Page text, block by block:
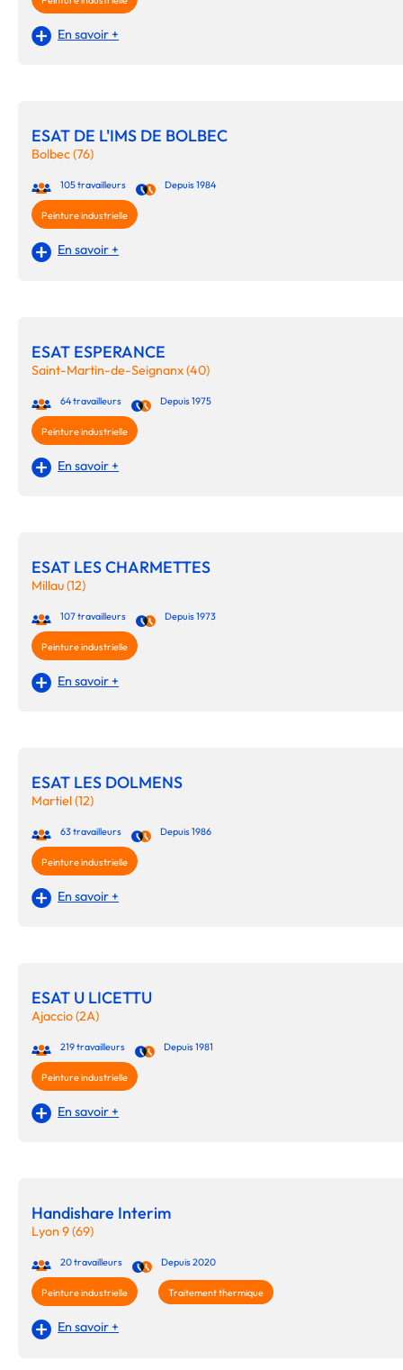
En savoir +
ESAT DE L'IMS DE BOLBEC
Bolbec (76)
105 travailleurs Depuis 1984
Peinture industrielle
En savoir +
ESAT ESPERANCE
Saint-Martin-de-Seignanx (40)
64 travailleurs Depuis 1975
Peinture industrielle
En savoir +
ESAT LES CHARMETTES
Millau (12)
107 travailleurs Depuis 1973
Peinture industrielle
En savoir +
ESAT LES DOLMENS
Martiel (12)
63 travailleurs Depuis 1986
Peinture industrielle
En savoir +
ESAT U LICETTU
Ajaccio (2A)
219 travailleurs Depuis 1981
Peinture industrielle
En savoir +
Handishare Interim
Lyon 9 (69)
20 travailleurs Depuis 2020
Peinture industrielle Traitement thermique
En savoir +